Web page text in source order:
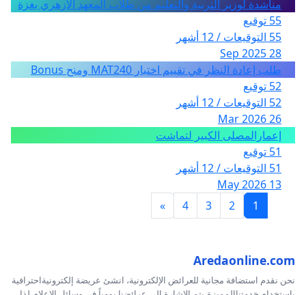
مناشدة لوزير التربية والتعليم من طلاب المعهد الأزهري بغزة
55 توقيع
55 التوقيعات / 12 أشهر
28 Sep 2025
طلب إعادة النظر في تقييم اختبار MAT240 ومنح Bonus
52 توقيع
52 التوقيعات / 12 أشهر
26 Mar 2026
إعمارالمصلى الكبير لتماشت
51 توقيع
51 التوقيعات / 12 أشهر
13 May 2026
1
2
3
4
»
Aredaonline.com
نحن نقدم استضافة مجانية للعرائض الإلكترونية، انشئ عريضة إلكترونيةاحترافية